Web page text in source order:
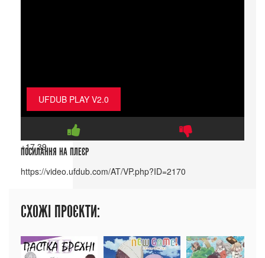
UFDUB PLAY V2.0
+17 39
ПОСИЛАННЯ НА ПЛЕЄР
СХОЖІ ПРОЄКТИ: